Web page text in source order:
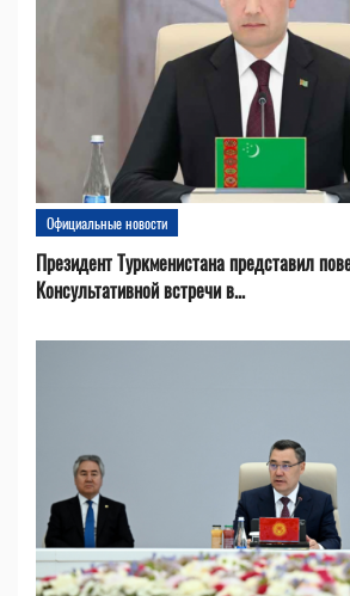
Официальные новости
Президент Туркменистана представил
Консультативной встречи в...